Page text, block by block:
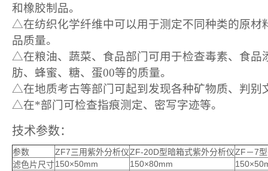
和橡胶制品。
△在纺织化学纤维中可以用于测定不同种类的原材
品质量。
△在粮油、蔬菜、食品部门可用于检查毒素、食品
肪、蜂蜜、糖、蛋00等的质量。
△在地质考古等部门可起到发现各种矿物质、判别
△在*部门可检查指痕测定、密写字迹等。
技术参数：
参数 ZF7三用紫外分析仪ZF-20D型暗箱式紫外分析仪ZF－7
滤色片尺寸150×50mm 150×80mm